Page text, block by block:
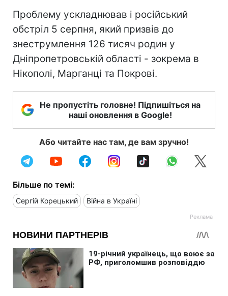
Проблему ускладнював і російський
обстріл 5 серпня, який призвів до
знеструмлення 126 тисяч родин у
Дніпропетровській області - зокрема в
Нікополі, Марганці та Покрові.
Не пропустіть головне! Підпишіться на
наші оновлення в Google!
Або читайте нас там, де вам зручно!
Більше по темі:
Сергій Корецький Війна в Україні